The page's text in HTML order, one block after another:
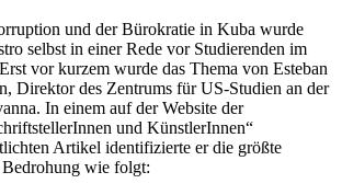
und der Bürokratie in Kuba wurde
selbst in einer Rede vor Studierenden im
vor kurzem wurde das Thema von Esteban
Direktor des Zentrums für US-Studien an der
In einem auf der Website der
und KünstlerInnen“
Artikel identifizierte er die größte
wie folgt: